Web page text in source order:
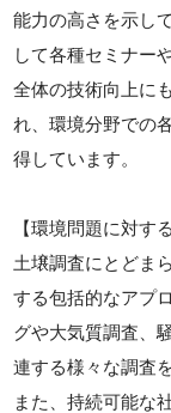
能力の高さを示し
して各種セミナー
全体の技術向上に
れ、環境分野での
得しています。
【環境問題に対す
土壌調査にとどま
する包括的なアプ
グや大気質調査、
連する様々な調査
また、持続可能な